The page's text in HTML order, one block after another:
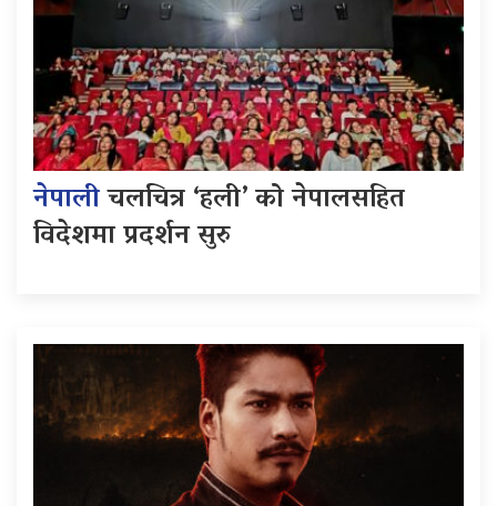
नेपालीचलचित्र ‘हली’ को नेपालसहित
विदेशमा प्रदर्शन सुरु